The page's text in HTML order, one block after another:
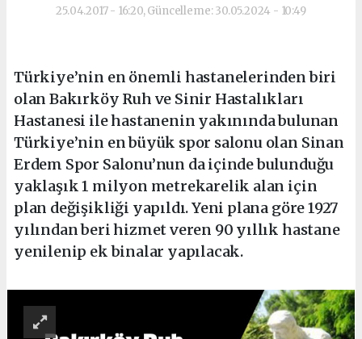
25.04.2017 - 16:20, Güncelleme: 30.05.2024 - 10:49
Türkiye’nin en önemli hastanelerinden biri
olan Bakırköy Ruh ve Sinir Hastalıkları
Hastanesi ile hastanenin yakınında bulunan
Türkiye’nin en büyük spor salonu olan Sinan
Erdem Spor Salonu’nun da içinde bulunduğu
yaklaşık 1 milyon metrekarelik alan için
plan değişikliği yapıldı. Yeni plana göre 1927
yılından beri hizmet veren 90 yıllık hastane
yenilenip ek binalar yapılacak.